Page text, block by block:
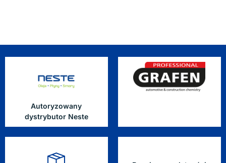
Autoryzowany
dystrybutor Neste